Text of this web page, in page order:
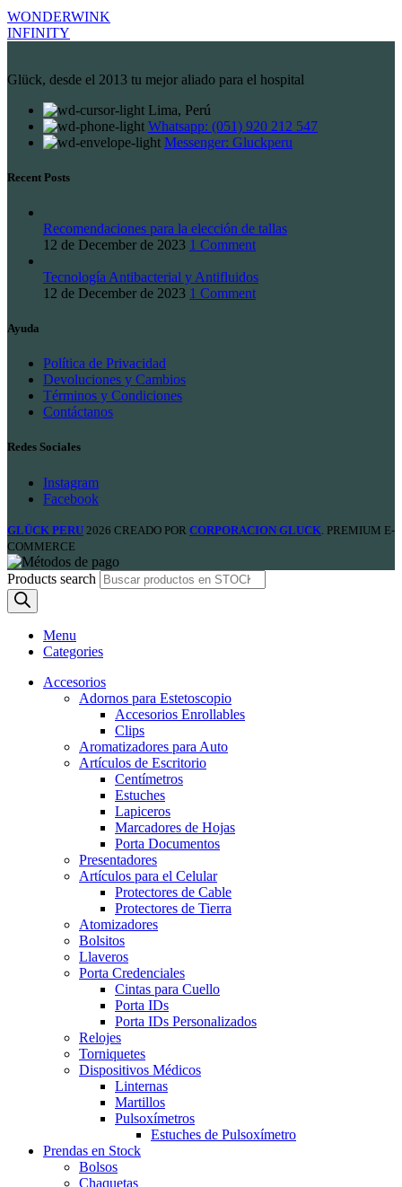
WONDERWINK
INFINITY
Glück, desde el 2013 tu mejor aliado para el hospital
Lima, Perú
Whatsapp: (051) 920 212 547
Messenger: Gluckperu
Recent Posts
Recomendaciones para la elección de tallas
12 de December de 2023 1 Comment
Tecnología Antibacterial y Antifluidos
12 de December de 2023 1 Comment
Ayuda
Política de Privacidad
Devoluciones y Cambios
Términos y Condiciones
Contáctanos
Redes Sociales
Instagram
Facebook
GLÜCK PERU 2026 CREADO POR CORPORACION GLUCK . PREMIUM E-
COMMERCE
Products search
Menu
Categories
Accesorios
Adornos para Estetoscopio
Accesorios Enrollables
Clips
Aromatizadores para Auto
Artículos de Escritorio
Centímetros
Estuches
Lapiceros
Marcadores de Hojas
Porta Documentos
Presentadores
Artículos para el Celular
Protectores de Cable
Protectores de Tierra
Atomizadores
Bolsitos
Llaveros
Porta Credenciales
Cintas para Cuello
Porta IDs
Porta IDs Personalizados
Relojes
Torniquetes
Dispositivos Médicos
Linternas
Martillos
Pulsoxímetros
Estuches de Pulsoxímetro
Prendas en Stock
Bolsos
Chaquetas